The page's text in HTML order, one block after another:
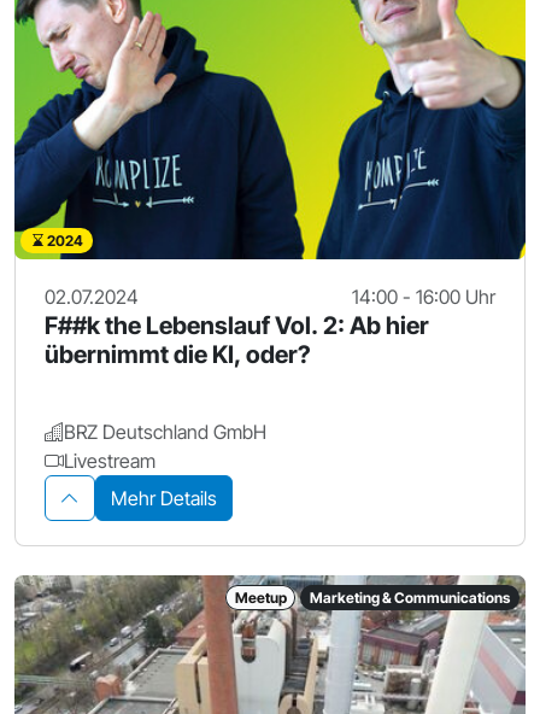
2024
02.07.2024 14:00 - 16:00 Uhr
F##k the Lebenslauf Vol. 2: Ab hier
übernimmt die KI, oder?
BRZ Deutschland GmbH
Livestream
Mehr Details
Meetup Marketing & Communications